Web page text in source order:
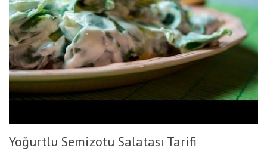
Yoğurtlu Semizotu Salatası Tarifi